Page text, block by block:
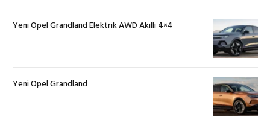
Yeni Opel Grandland Elektrik AWD Akıllı 4×4
Yeni Opel Grandland